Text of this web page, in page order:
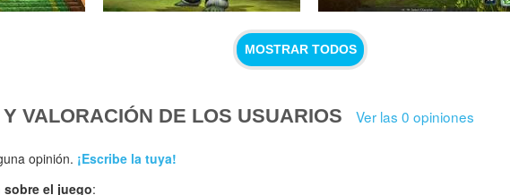
MOSTRAR TODOS
VALORACIÓN DE LOS USUARIOS Ver las 0 opiniones
opinión. ¡Escribe la tuya!
el juego: